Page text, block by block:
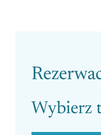
Please leave this
Wybierz